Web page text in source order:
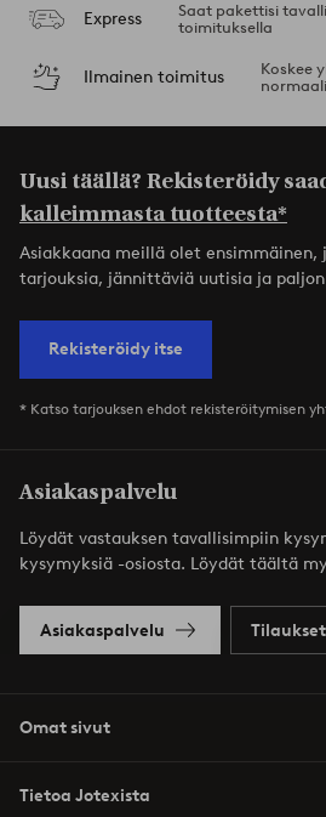
Express
Saat pakettisi
toimituksella
Ilmainen toimitus
Koskee
Uusi täällä? Rekisteröidy
kalleimmasta tuotteesta*
Asiakkaana meillä olet ensimmäinen,
tarjouksia, jännittäviä uutisia ja
Rekisteröidy itse
* Katso tarjouksen ehdot rekisteröitymisen
Asiakaspalvelu
Löydät vastauksen tavallisimpiin
kysymyksiä -osiosta. Löydät täältä
Asiakaspalvelu Tilaukset
Omat sivut
Tietoa Jotexista